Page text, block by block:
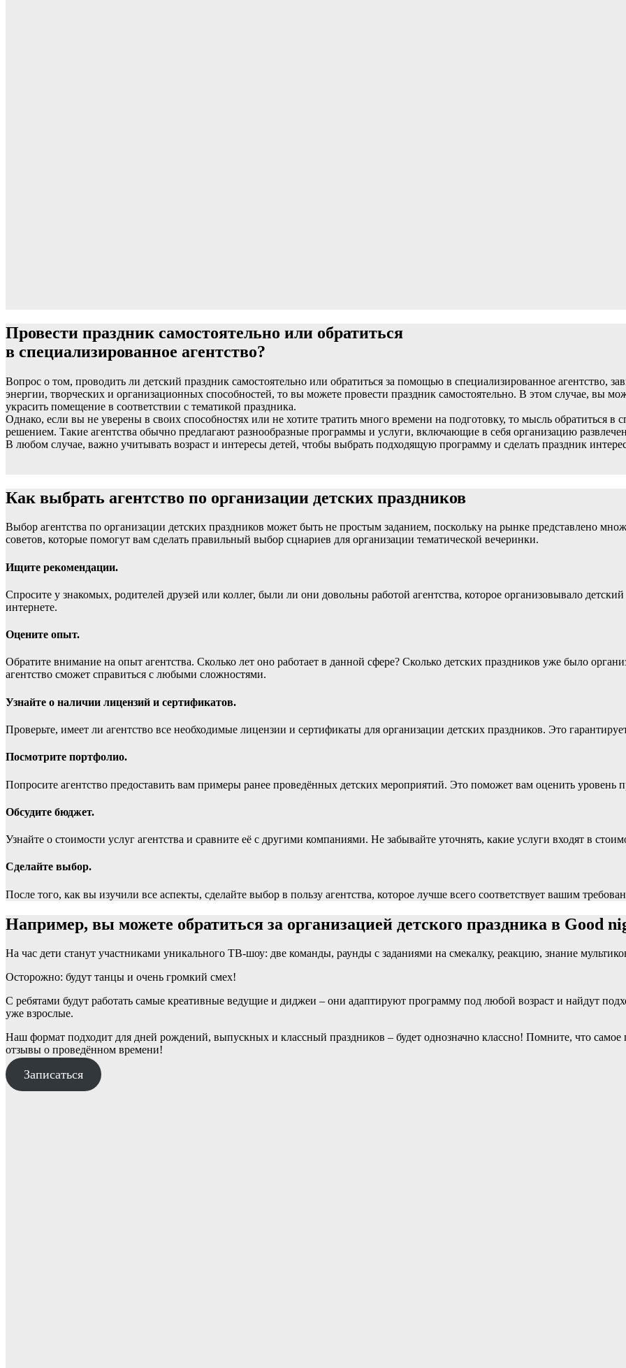
Провести праздник самостоятельно или обратиться
в специализированное агентство?
Вопрос о том, проводить ли детский праздник самостоятельно или обратиться за помощью в специализированное агентство,
энергии, творческих и организационных способностей, то вы можете провести праздник самостоятельно. В этом случае, вы
украсить помещение в соответствии с тематикой праздника.
Однако, если вы не уверены в своих способностях или не хотите тратить много времени на подготовку, то мысль обратиться в
решением. Такие агентства обычно предлагают разнообразные программы и услуги, включающие в себя организацию
В любом случае, важно учитывать возраст и интересы детей, чтобы выбрать подходящую программу и сделать праздник
Как выбрать агентство по организации детских праздников
Выбор агентства по организации детских праздников может быть не простым заданием, поскольку на рынке представлено
советов, которые помогут вам сделать правильный выбор сцнариев для организации тематической вечеринки.
Ищите рекомендации.
Спросите у знакомых, родителей друзей или коллег, были ли они довольны работой агентства, которое организовывало
интернете.
Оцените опыт.
Обратите внимание на опыт агентства. Сколько лет оно работает в данной сфере? Сколько детских праздников уже было
агентство сможет справиться с любыми сложностями.
Узнайте о наличии лицензий и сертификатов.
Проверьте, имеет ли агентство все необходимые лицензии и сертификаты для организации детских праздников. Это
Посмотрите портфолио.
Попросите агентство предоставить вам примеры ранее проведённых детских мероприятий. Это поможет вам оценить уровень
Обсудите бюджет.
Узнайте о стоимости услуг агентства и сравните её с другими компаниями. Не забывайте уточнять, какие услуги входят в
Сделайте выбор.
После того, как вы изучили все аспекты, сделайте выбор в пользу агентства, которое лучше всего соответствует вашим
Например, вы можете обратиться за организацией детского праздника в Good
На час дети станут участниками уникального ТВ-шоу: две команды, раунды с заданиями на смекалку, реакцию, знание
Осторожно: будут танцы и очень громкий смех!
С ребятами будут работать самые креативные ведущие и диджеи – они адаптируют программу под любой возраст и найдут
уже взрослые.
Наш формат подходит для дней рождений, выпускных и классный праздников – будет однозначно классно! Помните, что
отзывы о проведённом времени!
Записаться